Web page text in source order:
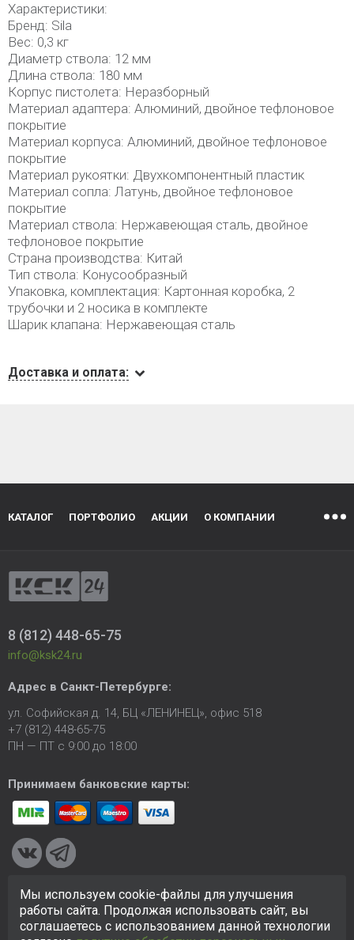
Характеристики:
Бренд: Sila
Вес: 0,3 кг
Диаметр ствола: 12 мм
Длина ствола: 180 мм
Корпус пистолета: Неразборный
Материал адаптера: Алюминий, двойное тефлоновое
покрытие
Материал корпуса: Алюминий, двойное тефлоновое
покрытие
Материал рукоятки: Двухкомпонентный пластик
Материал сопла: Латунь, двойное тефлоновое
покрытие
Материал ствола: Нержавеющая сталь, двойное
тефлоновое покрытие
Страна производства: Китай
Тип ствола: Конусообразный
Упаковка, комплектация: Картонная коробка, 2
трубочки и 2 носика в комплекте
Шарик клапана: Нержавеющая сталь
Доставка и оплата:
КАТАЛОГ ПОРТФОЛИО АКЦИИ О КОМПАНИИ
8 (812) 448-65-75
info@ksk24.ru
Адрес в Санкт-Петербурге:
ул. Софийская д. 14, БЦ «ЛЕНИНЕЦ», офис 518
+7 (812) 448-65-75
ПН — ПТ с 9:00 до 18:00
Принимаем банковские карты:
© 2005-2026 ООО «КСК». Сайтhttps://ksk24.ruсоздан
исключительно в информационных целях и любая информация
на сайте не является публичной офертой.Политика в
Мы используем cookie-файлы для улучшения
работы сайта. Продолжая использовать сайт, вы
соглашаетесь с использованием данной технологии